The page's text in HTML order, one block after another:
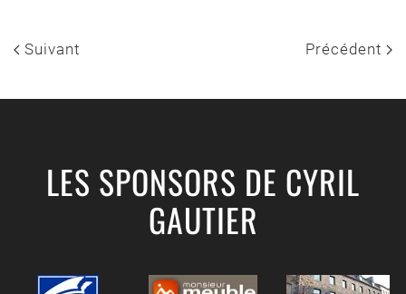
Suivant Précédent
LES SPONSORS DE CYRIL
GAUTIER